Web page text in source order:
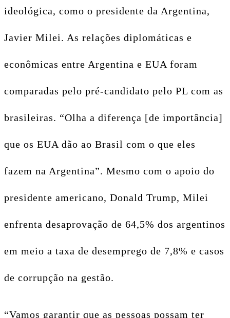
ideológica, como o presidente da Argentina,
Javier Milei. As relações diplomáticas e
econômicas entre Argentina e EUA foram
comparadas pelo pré-candidato pelo PL com as
brasileiras. “Olha a diferença [de importância]
que os EUA dão ao Brasil com o que eles
fazem na Argentina”. Mesmo com o apoio do
presidente americano, Donald Trump, Milei
enfrenta desaprovação de 64,5% dos argentinos
em meio a taxa de desemprego de 7,8% e casos
de corrupção na gestão.
“Vamos garantir que as pessoas possam ter